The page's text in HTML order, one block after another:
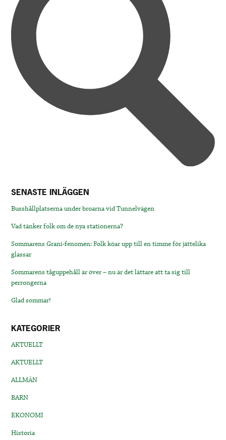
SENASTE INLÄGGEN
Busshållplatserna under broarna vid Tunnelvägen
Vad tänker folk om de nya stationerna?
Sommarens Grani-fenomen: Folk köar upp till en timme för jättelika
glassar
Sommarens tåguppehåll är över – nu är det lättare att ta sig till
perrongerna
Glad sommar!
KATEGORIER
AKTUELLT
AKTUELLT
ALLMÄN
BARN
EKONOMI
Historia